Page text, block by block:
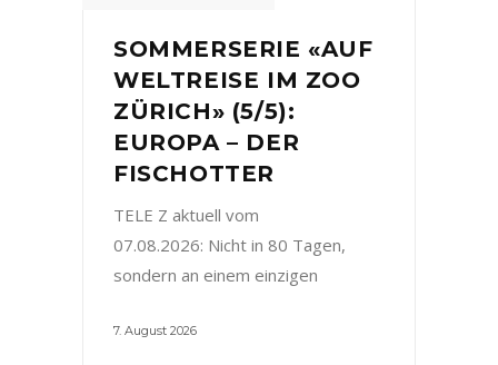
SOMMERSERIE «AUF
WELTREISE IM ZOO
ZÜRICH» (5/5):
EUROPA – DER
FISCHOTTER
TELE Z aktuell vom
07.08.2026: Nicht in 80 Tagen,
sondern an einem einzigen
7. August 2026